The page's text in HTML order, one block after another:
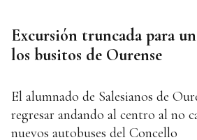
Excursión truncada para
los busitos de Ourense
El alumnado de Salesianos de
regresar andando al centro al no
nuevos autobuses del Concello